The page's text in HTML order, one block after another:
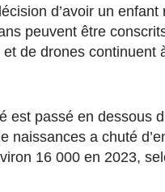
d’avoir un
peuvent être
de drones continuent
passé en dessous
naissances a chuté
16 000 en 2023,